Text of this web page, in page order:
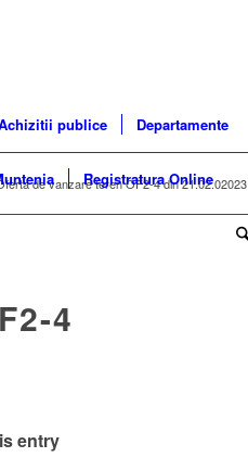
publice Departamente
Registratura Online
de vanzare teren OF2-4 din 21.02.02023
4
entry